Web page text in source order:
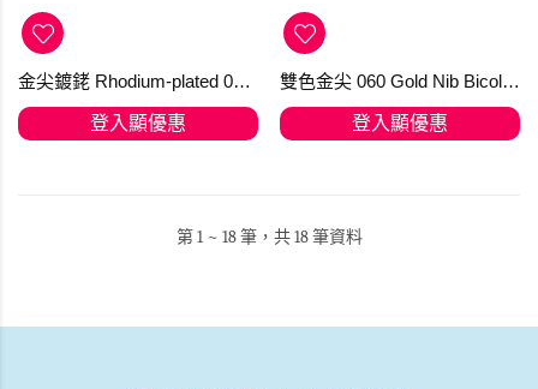
金尖鍍銠 Rhodium-plated 060 Kaweco 14 Kt. Gold (訂購)
登入顯優惠
雙色金尖 060 Gold Nib Bicolor 14 Kt Kaweco (訂購)
登入顯優惠
第 1 ~ 18 筆，共 18 筆資料